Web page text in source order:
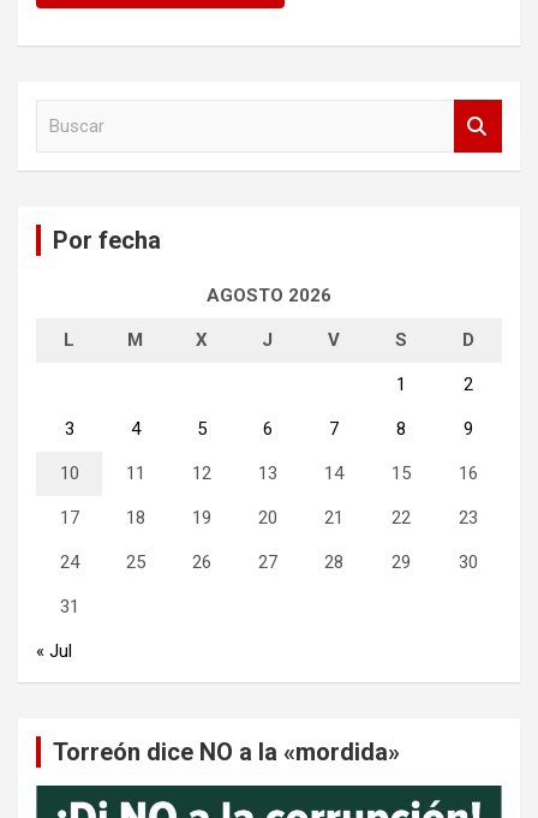
Por fecha
AGOSTO 2026
L M X J V S D
1 2
3 4 5 6 7 8 9
10 11 12 13 14 15 16
17 18 19 20 21 22 23
24 25 26 27 28 29 30
31
« Jul
Torreón dice NO a la «mordida»